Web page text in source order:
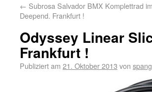
← Subrosa Salvador BMX Komplettrad im
Deepend. Frankfurt !
Odyssey Linear
Frankfurt !
Publiziert am 21. Oktober 2013 von